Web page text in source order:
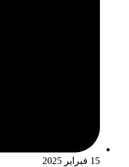
15 فبراير 2025